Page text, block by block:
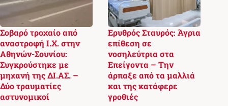
Σοβαρό τροχαίο από
αναστροφή Ι.Χ. στην
Αθηνών-Σουνίου:
Συγκρούστηκε με
μηχανή της ΔΙ.ΑΣ. –
Δύο τραυματίες
αστυνομικοί
Ερυθρός Σταυρός: Άγρια
επίθεση σε
νοσηλεύτρια στα
Επείγοντα – Την
άρπαξε από τα μαλλιά
και της κατάφερε
γροθιές